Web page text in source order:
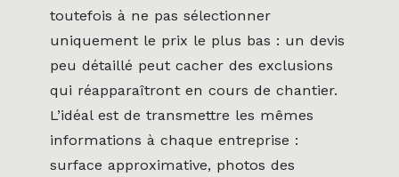
toutefois à ne pas sélectionner
uniquement le prix le plus bas : un devis
peu détaillé peut cacher des exclusions
qui réapparaîtront en cours de chantier.
L’idéal est de transmettre les mêmes
informations à chaque entreprise :
surface approximative, photos des